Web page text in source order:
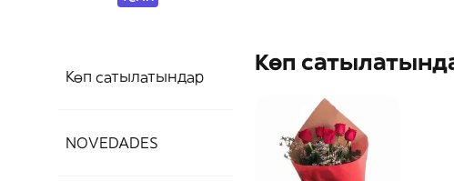
Көп сатылатындар
NOVEDADES
Көп